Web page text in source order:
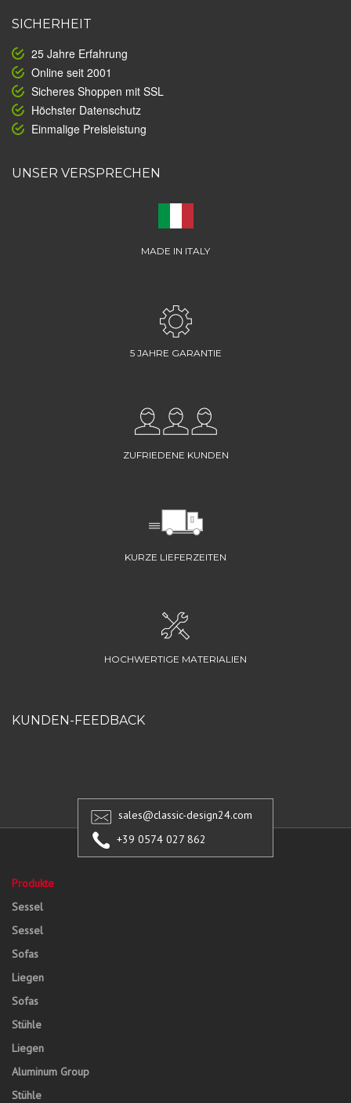
SICHERHEIT
25 Jahre Erfahrung
Online seit 2001
Sicheres Shoppen mit SSL
Höchster Datenschutz
Einmalige Preisleistung
UNSER VERSPRECHEN
MADE IN ITALY
5 JAHRE GARANTIE
ZUFRIEDENE KUNDEN
KURZE LIEFERZEITEN
HOCHWERTIGE MATERIALIEN
KUNDEN-FEEDBACK
sales@classic-design24.com
+39 0574 027 862
Produkte
Sessel
Sessel
Sofas
Liegen
Sofas
Stühle
Liegen
Aluminum Group
Stühle